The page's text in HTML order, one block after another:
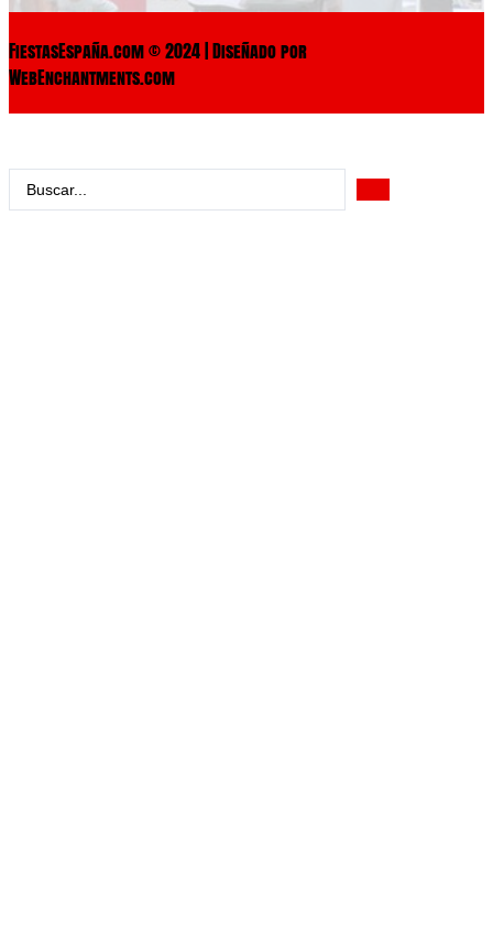
FiestasEspaña.com © 2024 | Diseñado por
WebEnchantments.com